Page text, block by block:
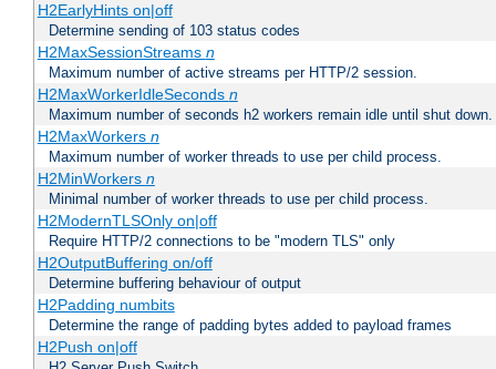
H2EarlyHints on|off
Determine sending of 103 status codes
H2MaxSessionStreams n
Maximum number of active streams per HTTP/2 session.
H2MaxWorkerIdleSeconds n
Maximum number of seconds h2 workers remain idle until shut down.
H2MaxWorkers n
Maximum number of worker threads to use per child process.
H2MinWorkers n
Minimal number of worker threads to use per child process.
H2ModernTLSOnly on|off
Require HTTP/2 connections to be "modern TLS" only
H2OutputBuffering on/off
Determine buffering behaviour of output
H2Padding numbits
Determine the range of padding bytes added to payload frames
H2Push on|off